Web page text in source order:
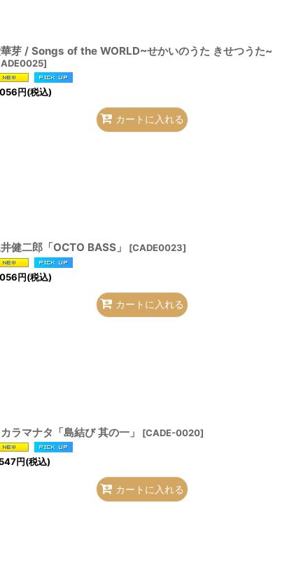
芽 / Songs of the WORLD~せかいのうた きせつうた~
]
円(税込)
カートに入れる
健二郎「OCTO BASS」 [CADE0023]
円(税込)
カートに入れる
カラマナタ「島結び 其の一」 [CADE-0020]
円(税込)
カートに入れる